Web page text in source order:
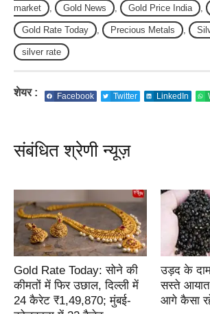
market Gold News Gold Price India
Gold Rate Today Precious Metals
silver rate
शेयर : Facebook Twitter LinkedIn
संबंधित श्रेणी न्यूज़
Gold Rate Today: सोने की
कीमतों में फिर उछाल, दिल्ली में
24 कैरेट ₹1,49,870; मुंबई-
उड़द के
सस्ते
आगे कैसा